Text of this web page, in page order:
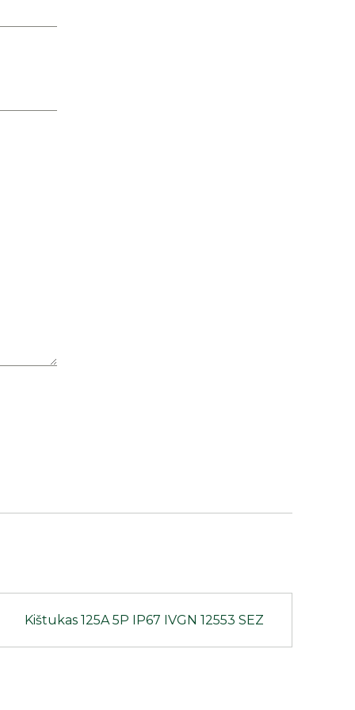
Kištukas 125A 5P IP67 IVGN 12553 SEZ